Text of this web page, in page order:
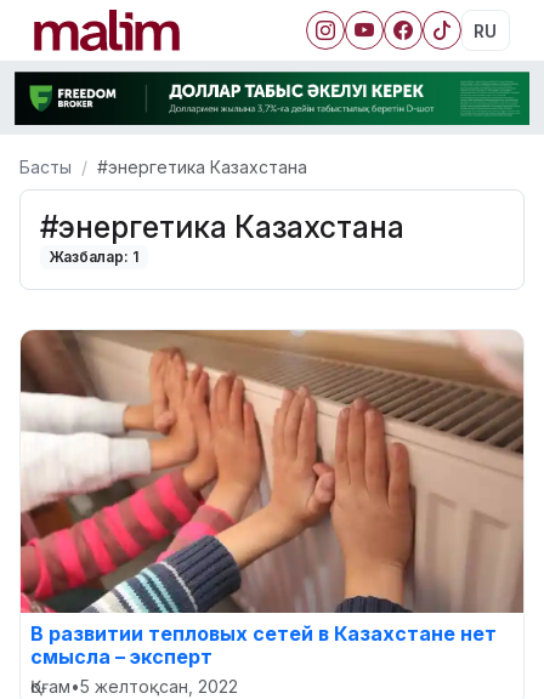
RU
Басты #энергетика Казахстана
#энергетика Казахстана
Жазбалар: 1
В развитии тепловых сетей в Казахстане нет
смысла – эксперт
Қоғам•5 желтоқсан, 2022